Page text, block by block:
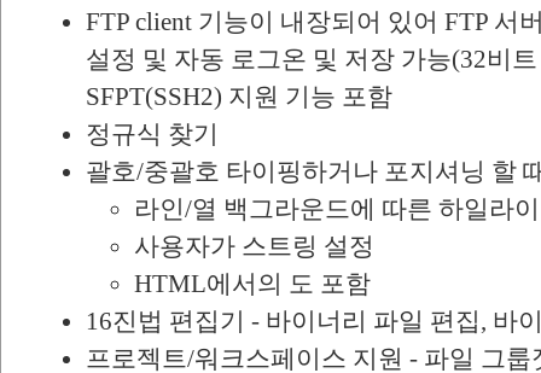
FTP client 기능이 내장되어 있어 FTP 서
설정 및 자동 로그온 및 저장 가능(32비
SFPT(SSH2) 지원 기능 포함
정규식 찾기
괄호/중괄호 타이핑하거나 포지셔닝 할
라인/열 백그라운드에 따른 하일라
사용자가 스트링 설정
HTML에서의 도 포함
16진법 편집기 - 바이너리 파일 편집, 바
프로젝트/워크스페이스 지원 - 파일 그